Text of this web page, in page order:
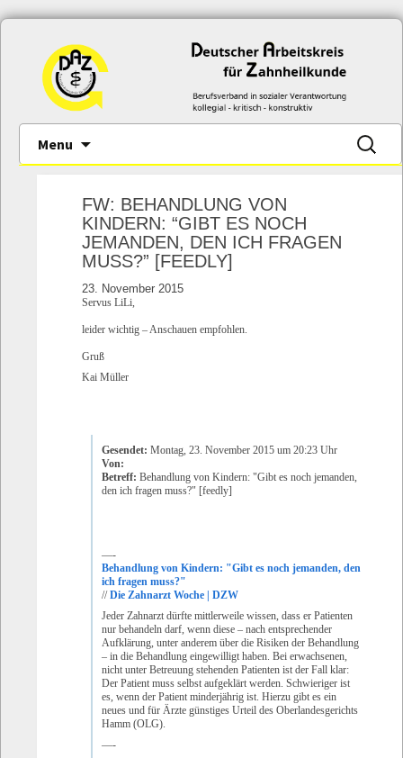
Menu
to
nach:
FW: BEHANDLUNG VON
KINDERN: “GIBT ES NOCH
JEMANDEN, DEN ICH FRAGEN
MUSS?” [FEEDLY]
23. November 2015
Servus LiLi,
leider wichtig – Anschauen empfohlen.
Gruß
Kai Müller
Gesendet: Montag, 23. November 2015 um 20:23 Uhr
Von:
Betreff: Behandlung von Kindern: "Gibt es noch jemanden,
den ich fragen muss?" [feedly]
—-
Behandlung von Kindern: "Gibt es noch jemanden, den
ich fragen muss?"
//Die Zahnarzt Woche | DZW
Jeder Zahnarzt dürfte mittlerweile wissen, dass er Patienten
nur behandeln darf, wenn diese – nach entsprechender
Aufklärung, unter anderem über die Risiken der Behandlung
– in die Behandlung eingewilligt haben. Bei erwachsenen,
nicht unter Betreuung stehenden Patienten ist der Fall klar:
Der Patient muss selbst aufgeklärt werden. Schwieriger ist
es, wenn der Patient minderjährig ist. Hierzu gibt es ein
neues und für Ärzte günstiges Urteil des Oberlandesgerichts
Hamm (OLG).
—-